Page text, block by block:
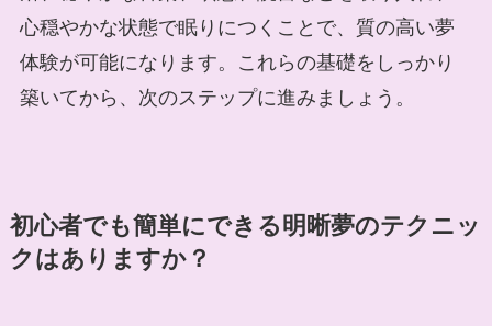
心穏やかな状態で眠りにつくことで、質の高い夢
体験が可能になります。これらの基礎をしっかり
築いてから、次のステップに進みましょう。
初心者でも簡単にできる明晰夢のテクニッ
クはありますか？